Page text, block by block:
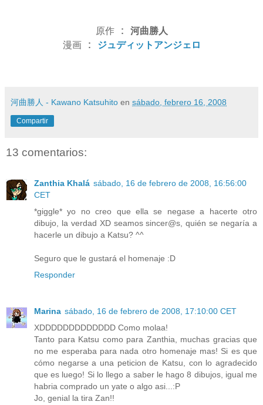
原作 ：
河曲勝人
漫画
： ジュディットアンジェロ
河曲勝人 - Kawano Katsuhito en sábado, febrero 16, 2008
Compartir
13 comentarios:
Zanthia Khalá sábado, 16 de febrero de 2008, 16:56:00
CET
*giggle* yo no creo que ella se negase a hacerte otro
dibujo, la verdad XD seamos sincer@s, quién se negaría a
hacerle un dibujo a Katsu? ^^
Seguro que le gustará el homenaje :D
Responder
Marina sábado, 16 de febrero de 2008, 17:10:00 CET
XDDDDDDDDDDDDD Como molaa!
Tanto para Katsu como para Zanthia, muchas gracias que
no me esperaba para nada otro homenaje mas! Si es que
cómo negarse a una peticion de Katsu, con lo agradecido
que es luego! Si lo llego a saber le hago 8 dibujos, igual me
habria comprado un yate o algo asi...:P
Jo, genial la tira Zan!!